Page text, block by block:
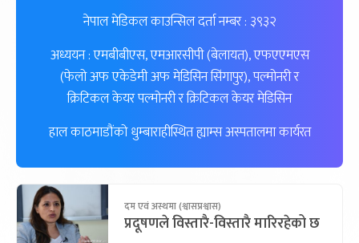
नेपाल मेडिकल काउन्सिल दर्ता नम्बर : ३९३२
अध्ययन : एमबीबीएस, एमआरसीपी (बेलायत), एफएएमएस
(फेलो अफ एकेडेमी अफ मेडिसिन सिंगापुर), पल्मोनरी र
क्रिटिकल केयर पल्मोनरी र क्रिटिकल केयर मेडिसिन
हाल काठमाडौंको धुम्बाराहीस्थित ह्याम्स अस्पतालमा कार्यरत
दम एवं अस्थमा (श्वासप्रश्वास)
प्रदूषणले विस्तारै-विस्तारै मारिरहेको छ